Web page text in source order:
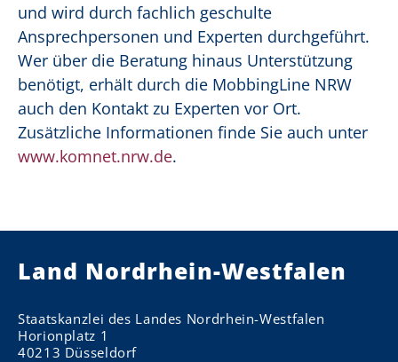
und wird durch fachlich geschulte
Ansprechpersonen und Experten durchgeführt.
Wer über die Beratung hinaus Unterstützung
benötigt, erhält durch die MobbingLine NRW
auch den Kontakt zu Experten vor Ort.
Zusätzliche Informationen finde Sie auch unter
www.komnet.nrw.de.
Land Nordrhein-Westfalen
Staatskanzlei des Landes Nordrhein-Westfalen
Horionplatz 1
40213 Düsseldorf